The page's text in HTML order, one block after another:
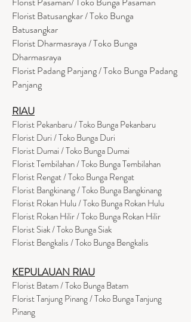
Florist Batusangkar / Toko Bunga
Batusangkar
Florist Dharmasraya / Toko Bunga
Dharmasraya
Florist Padang Panjang / Toko Bunga Padang
Panjang
RIAU
Florist Pekanbaru / Toko Bunga Pekanbaru
Florist Duri / Toko Bunga Duri
Florist Dumai / Toko Bunga Dumai
Florist Tembilahan / Toko Bunga Tembilahan
Florist Rengat / Toko Bunga Rengat
Florist Bangkinang / Toko Bunga Bangkinang
Florist Rokan Hulu / Toko Bunga Rokan Hulu
Florist Rokan Hilir / Toko Bunga Rokan Hilir
Florist Siak / Toko Bunga Siak
Florist Bengkalis / Toko Bunga Bengkalis
KEPULAUAN RIAU
Florist Batam / Toko Bunga Batam
Florist Tanjung Pinang / Toko Bunga Tanjung
Pinang